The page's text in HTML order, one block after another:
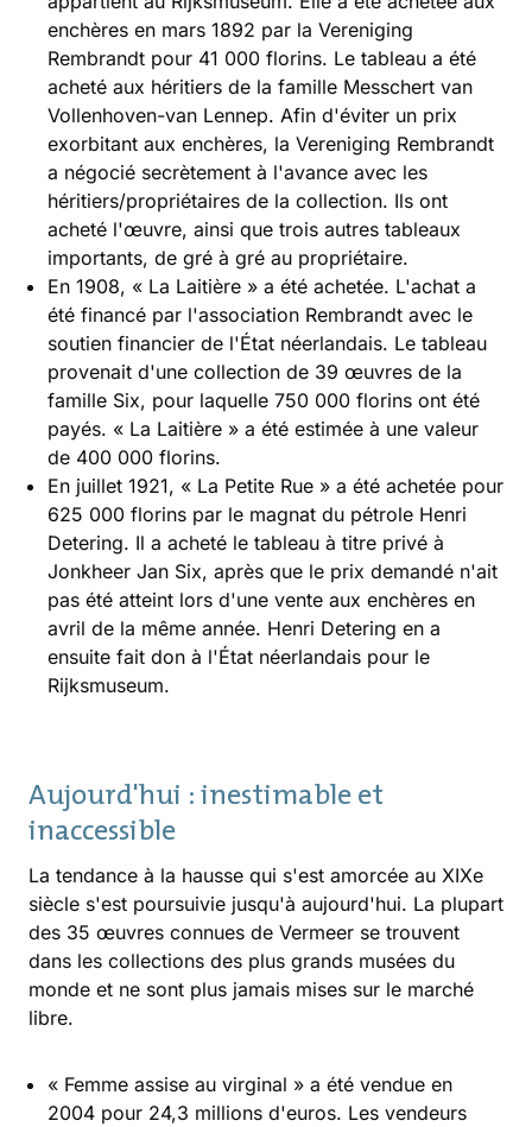
enchères en mars 1892 par la Vereniging
Rembrandt pour 41 000 florins. Le tableau a été
acheté aux héritiers de la famille Messchert van
Vollenhoven-van Lennep. Afin d'éviter un prix
exorbitant aux enchères, la Vereniging Rembrandt
a négocié secrètement à l'avance avec les
héritiers/propriétaires de la collection. Ils ont
acheté l'œuvre, ainsi que trois autres tableaux
importants, de gré à gré au propriétaire.
En 1908, « La Laitière » a été achetée. L'achat a
été financé par l'association Rembrandt avec le
soutien financier de l'État néerlandais. Le tableau
provenait d'une collection de 39 œuvres de la
famille Six, pour laquelle 750 000 florins ont été
payés. « La Laitière » a été estimée à une valeur
de 400 000 florins.
En juillet 1921, « La Petite Rue » a été achetée pour
625 000 florins par le magnat du pétrole Henri
Detering. Il a acheté le tableau à titre privé à
Jonkheer Jan Six, après que le prix demandé n'ait
pas été atteint lors d'une vente aux enchères en
avril de la même année. Henri Detering en a
ensuite fait don à l'État néerlandais pour le
Rijksmuseum.
Aujourd'hui : inestimable et
inaccessible
La tendance à la hausse qui s'est amorcée au XIXe
siècle s'est poursuivie jusqu'à aujourd'hui. La plupart
des 35 œuvres connues de Vermeer se trouvent
dans les collections des plus grands musées du
monde et ne sont plus jamais mises sur le marché
libre.
« Femme assise au virginal » a été vendue en
2004 pour 24,3 millions d'euros. Les vendeurs